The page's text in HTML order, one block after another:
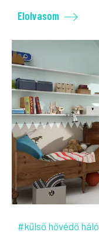
Elolvasom
#külső hővédő háló